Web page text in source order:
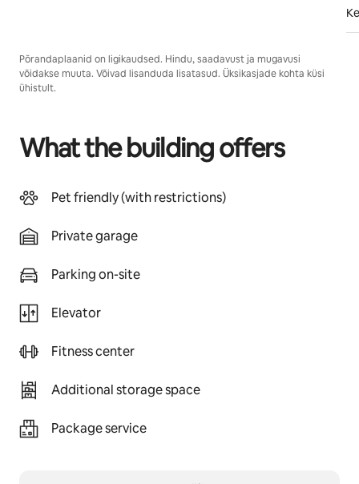
Põrandaplaanid on ligikaudsed. Hindu, saadavust ja mugavusi
võidakse muuta. Võivad lisanduda lisatasud. Üksikasjade kohta küsi
ühistult.
What the building offers
Pet friendly (with restrictions)
Private garage
Parking on-site
Elevator
Fitness center
Additional storage space
Package service